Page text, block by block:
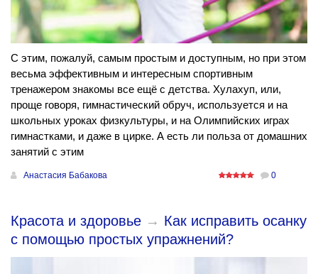
С этим, пожалуй, самым простым и доступным, но при этом
весьма эффективным и интересным спортивным
тренажером знакомы все ещё с детства. Хулахуп, или,
проще говоря, гимнастический обруч, используется и на
школьных уроках физкультуры, и на Олимпийских играх
гимнастками, и даже в цирке. А есть ли польза от домашних
занятий с этим
Анастасия Бабакова 0
Красота и здоровье → Как исправить осанку
с помощью простых упражнений?